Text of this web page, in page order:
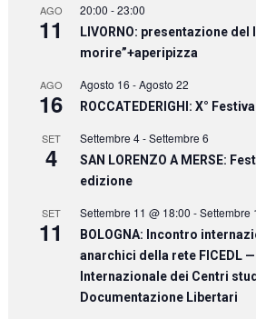
AGO
11
20:00 -23:00
LIVORNO: presentazione del
morire”+aperipizza
AGO
16
Agosto 16 -Agosto 22
ROCCATEDERIGHI: X°
SET
4
Settembre 4-Settembre 6
SAN LORENZO A MERSE:
edizione
SET
11
Settembre 11 @ 18:00 -Settembre
BOLOGNA: Incontro
anarchici della rete FICEDL
Internazionale dei Centri
Documentazione Libertari